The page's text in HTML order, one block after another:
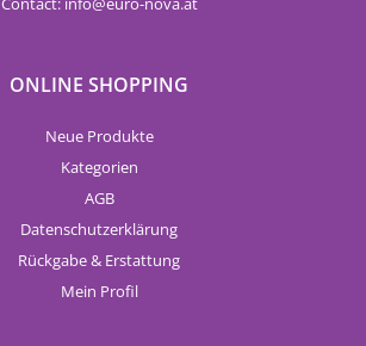
ONLINE SHOPPING
Neue Produkte
Kategorien
AGB
Datenschutzerklärung
Rückgabe & Erstattung
Mein Profil